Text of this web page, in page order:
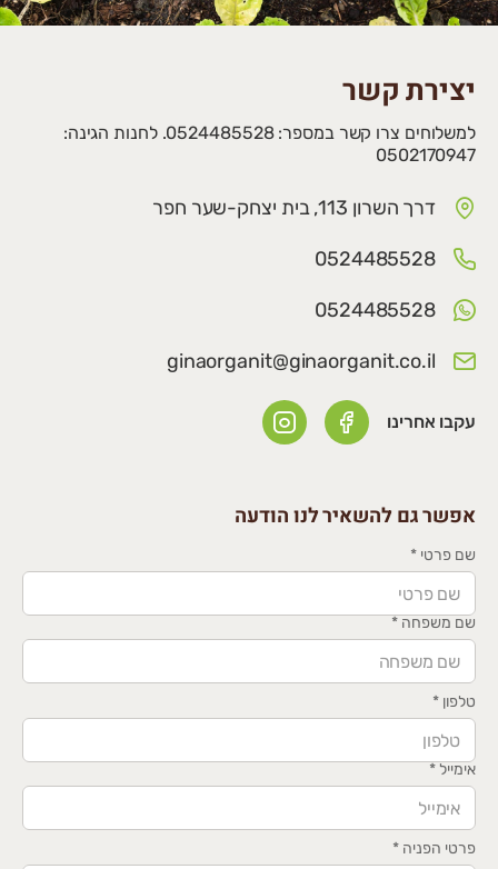
יצירת קשר
למשלוחים צרו קשר במספר: 0524485528. לחנות הגינה:
0502170947
דרך השרון 113, בית יצחק-שער חפר
0524485528
0524485528
ginaorganit@ginaorganit.co.il
עקבו אחרינו
אפשר גם להשאיר לנו הודעה
שם פרטי *
שם משפחה *
טלפון *
אימייל *
פרטי הפניה *